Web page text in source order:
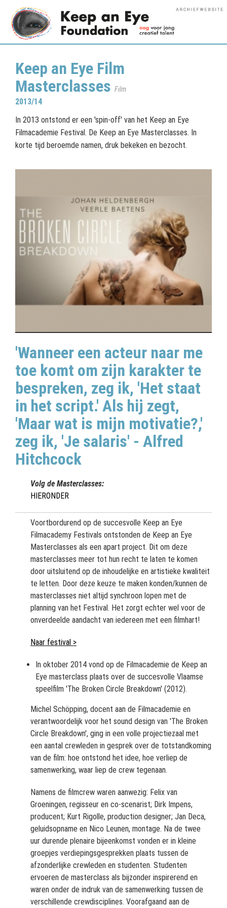
Keep an Eye Film
Masterclasses Film
2013/14
In 2013 ontstond er een 'spin-off' van het Keep an Eye
Filmacademie Festival. De Keep an Eye Masterclasses. In
korte tijd beroemde namen, druk bekeken en bezocht.
'Wanneer een acteur naar me
toe komt om zijn karakter te
bespreken, zeg ik, 'Het staat
in het script.' Als hij zegt,
'Maar wat is mijn motivatie?,'
zeg ik, 'Je salaris' - Alfred
Hitchcock
Volg de Masterclasses:
HIERONDER
Voortbordurend op de succesvolle Keep an Eye
Filmacademy Festivals ontstonden de Keep an Eye
Masterclasses als een apart project. Dit om deze
masterclasses meer tot hun recht te laten te komen
door uitsluitend op de inhoudelijke en artistieke kwaliteit
te letten. Door deze keuze te maken konden/kunnen de
masterclasses niet altijd synchroon lopen met de
planning van het Festival. Het zorgt echter wel voor de
onverdeelde aandacht van iedereen met een filmhart!
Naar festival >
In oktober 2014 vond op de Filmacademie de Keep an
Eye masterclass plaats over de succesvolle Vlaamse
speelfilm 'The Broken Circle Breakdown' (2012).
Michel Schöpping, docent aan de Filmacademie en
verantwoordelijk voor het sound design van 'The Broken
Circle Breakdown', ging in een volle projectiezaal met
een aantal crewleden in gesprek over de totstandkoming
van de film: hoe ontstond het idee, hoe verliep de
samenwerking, waar liep de crew tegenaan.
Namens de filmcrew waren aanwezig: Felix van
Groeningen, regisseur en co-scenarist; Dirk Impens,
producent; Kurt Rigolle, production designer; Jan Deca,
geluidsopname en Nico Leunen, montage. Na de twee
uur durende plenaire bijeenkomst vonden er in kleine
groepjes verdiepingsgesprekken plaats tussen de
afzonderlijke crewleden en studenten. Studenten
ervoeren de masterclass als bijzonder inspirerend en
waren onder de indruk van de samenwerking tussen de
verschillende crewdisciplines. Voorafgaand aan de